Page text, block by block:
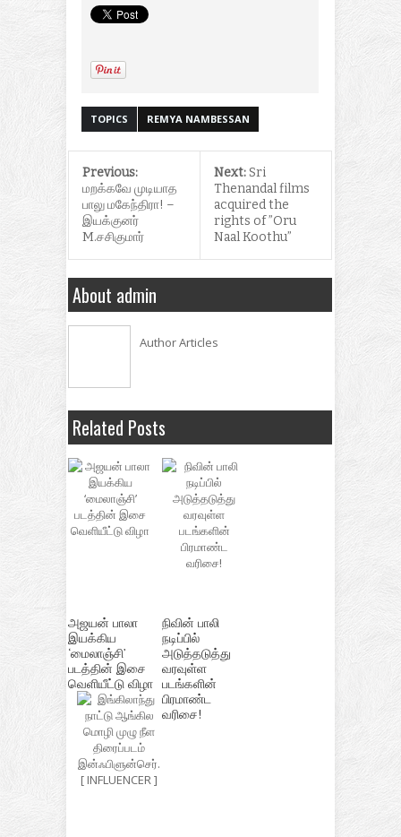
TOPICS REMYA NAMBESSAN
Previous:
மறக்கவே முடியாத
பாலு மகேந்திரா! –
இயக்குனர்
M.சசிகுமார்
Next:Sri
Thenandal films
acquired the
rights of ​​”Oru
Naal Koothu​”
About admin
Author Articles
Related Posts
அஜயன் பாலா
இயக்கிய
‘மைலாஞ்சி’
படத்தின் இசை
வெளியீட்டு விழா
நிவின் பாலி
நடிப்பில்
அடுத்தடுத்து
வரவுள்ள
படங்களின்
பிரமாண்ட
வரிசை!